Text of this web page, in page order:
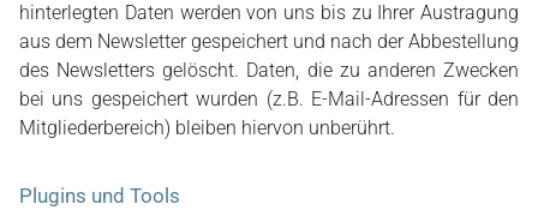
hinterlegten Daten werden von uns bis zu Ihrer Austragung
aus dem Newsletter gespeichert und nach der Abbestellung
des Newsletters gelöscht. Daten, die zu anderen Zwecken
bei uns gespeichert wurden (z.B. E-Mail-Adressen für den
Mitgliederbereich) bleiben hiervon unberührt.
Plugins und Tools